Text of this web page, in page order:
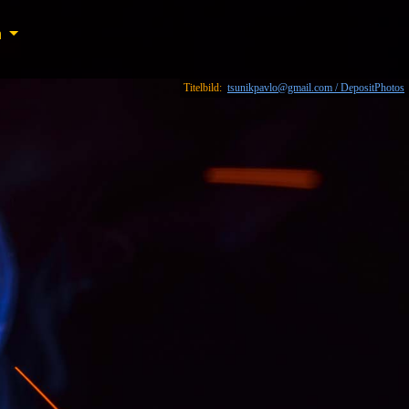
Titelbild: tsunikpavlo@gmail.com / DepositPhotos